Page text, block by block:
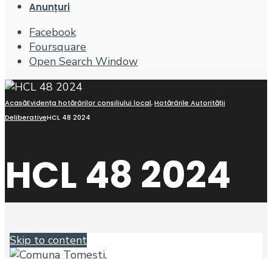
Anunțuri
Facebook
Foursquare
Open Search Window
AcasăEvidența hotărârilor consiliului local,Hotărârile Autorității
DeliberativeHCL 48 2024
HCL 48 2024